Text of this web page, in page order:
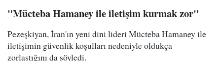
"Mücteba Hamaney ile iletişim kurmak zor"
Pezeşkiyan, İran'ın yeni dini lideri Mücteba Hamaney ile
iletişimin güvenlik koşulları nedeniyle oldukça
zorlaştığını da söyledi.